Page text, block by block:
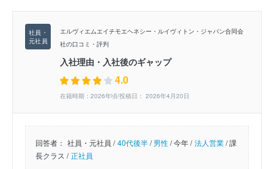
エルヴィエムエイチモエヘネシー・ルイヴィトン・ジャパン合同会
社の口コミ・評判
入社理由・入社後のギャップ
4.0
在籍時期：2026年頃/投稿日： 2026年4月20日
回答者： 社員・元社員 / 40代後半/男性/今年 / 法人営業/課
長クラス / 正社員